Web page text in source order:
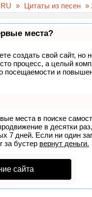
» Цитаты из песен »
места?
создать свой сайт, но
процесс, а целый
посещаемости и
места в поиске
в десятки
7 дней. Если ни один
за бустер вернут деньги.
сайта